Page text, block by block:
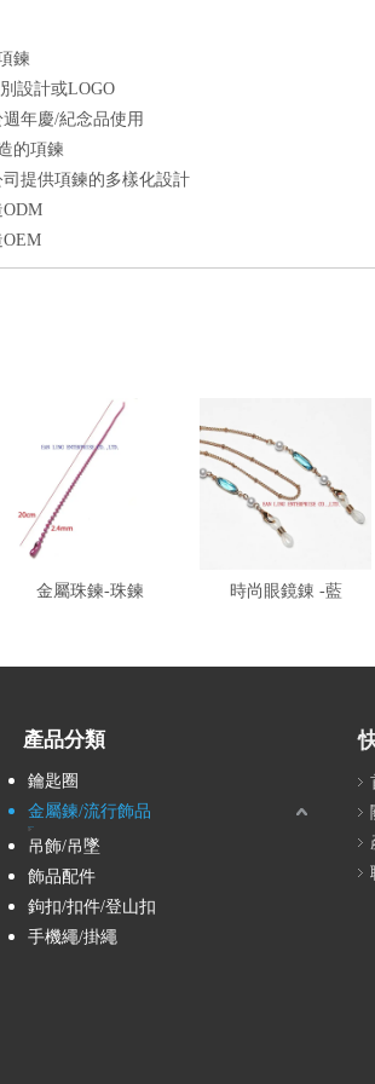
鍊
設計或LOGO
年慶/紀念品使用
的項鍊
提供項鍊的多樣化設計
金屬珠鍊-珠鍊 時尚眼鏡錬 -藍
產品分類
鑰匙圈
金屬鍊/流行飾品
吊飾/吊墜
飾品配件
鉤扣/扣件/登山扣
手機繩/掛繩